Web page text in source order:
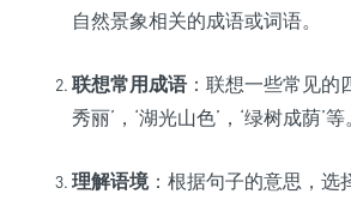
自然景象相关的成语或词语。
联想常用成语 ：联想一些常见的
秀丽’，‘湖光山色’，‘绿树成荫’等。
理解语境：根据句子的意思，选